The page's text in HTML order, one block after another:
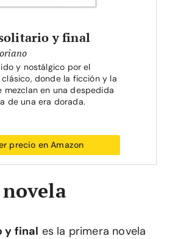
y final
y nostálgico por el
clásico, donde la ficción y la
mezclan en una despedida
de una era dorada.
precio en Amazon
y final es la primera novela